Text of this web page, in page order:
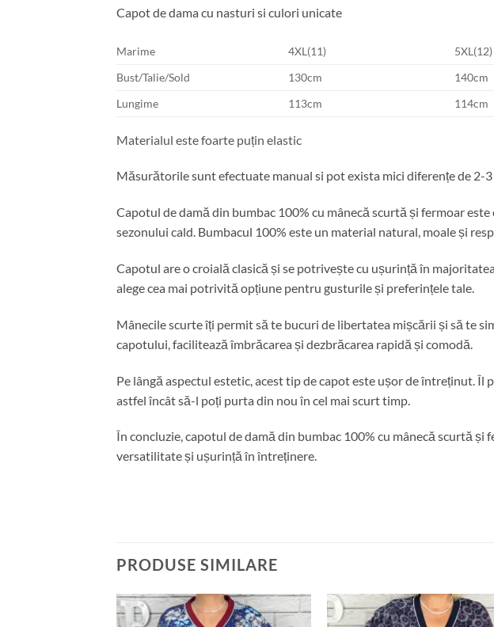
Capot de dama cu nasturi si culori unicate
Marime 4XL(11) 5XL(12)
Bust/Talie/Sold
130cm 140cm
Lungime
113cm 114cm
Materialul este foarte puțin elastic
Măsurătorile sunt efectuate manual si pot exista mici diferențe de 2-3
Capotul de damă din bumbac 100% cu mânecă scurtă și fermoar
sezonului cald. Bumbacul 100% este un material natural, moale și
Capotul are o croială clasică și se potrivește cu ușurință în
alege cea mai potrivită opțiune pentru gusturile și preferințele tale.
Mânecile scurte îți permit să te bucuri de libertatea mișcării și să te
capotului, facilitează îmbrăcarea și dezbrăcarea rapidă și comodă.
Pe lângă aspectul estetic, acest tip de capot este ușor de întreținut.
astfel încât să-l poți purta din nou în cel mai scurt timp.
În concluzie, capotul de damă din bumbac 100% cu mânecă scurtă
versatilitate și ușurință în întreținere.
PRODUSE SIMILARE